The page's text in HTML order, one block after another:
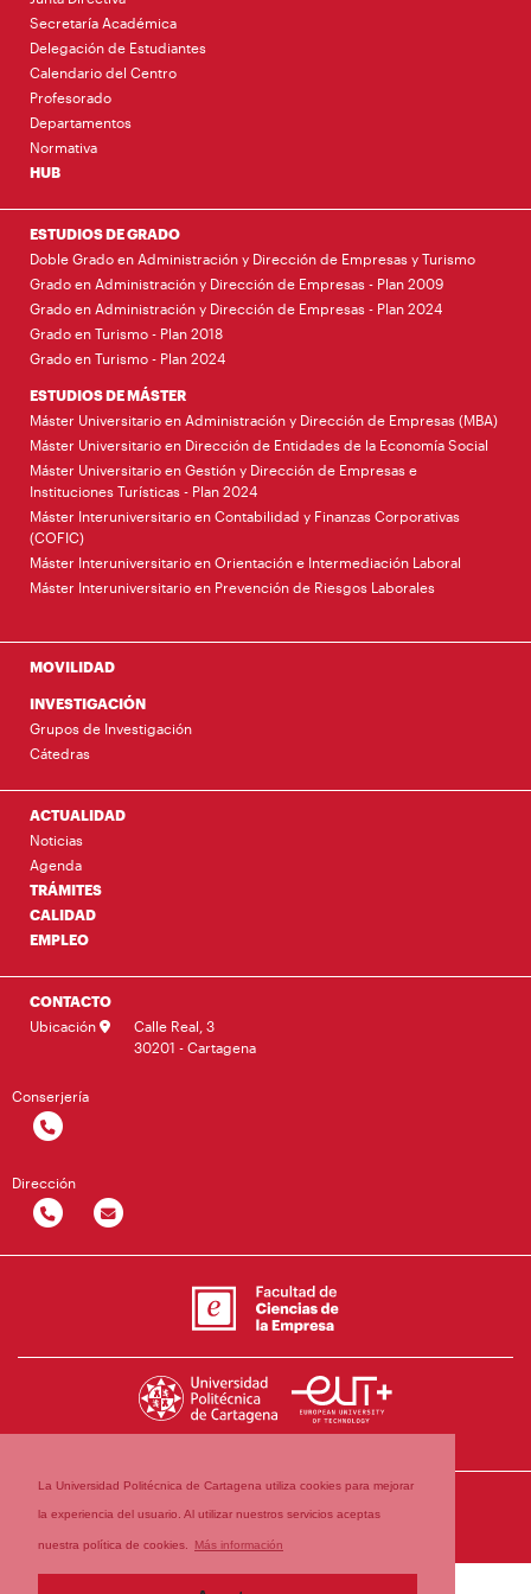
La Universidad Politécnica de Cartagena utiliza cookies para mejorar
la experiencia del usuario. Al utilizar nuestros servicios aceptas
nuestra política de cookies. Más información
Secretaría Académica
Delegación de Estudiantes
Calendario del Centro
Profesorado
Departamentos
Normativa
HUB
ESTUDIOS DE GRADO
Doble Grado en Administración y Dirección de Empresas y Turismo
Grado en Administración y Dirección de Empresas - Plan 2009
Grado en Administración y Dirección de Empresas - Plan 2024
Grado en Turismo - Plan 2018
Grado en Turismo - Plan 2024
ESTUDIOS DE MÁSTER
Máster Universitario en Administración y Dirección de Empresas (MBA)
Máster Universitario en Dirección de Entidades de la Economía Social
Máster Universitario en Gestión y Dirección de Empresas e
Instituciones Turísticas - Plan 2024
Máster Interuniversitario en Contabilidad y Finanzas Corporativas
(COFIC)
Máster Interuniversitario en Orientación e Intermediación Laboral
Máster Interuniversitario en Prevención de Riesgos Laborales
MOVILIDAD
INVESTIGACIÓN
Grupos de Investigación
Cátedras
ACTUALIDAD
Noticias
Agenda
TRÁMITES
CALIDAD
EMPLEO
CONTACTO
Ubicación
Calle Real, 3
30201 - Cartagena
Conserjería
Dirección